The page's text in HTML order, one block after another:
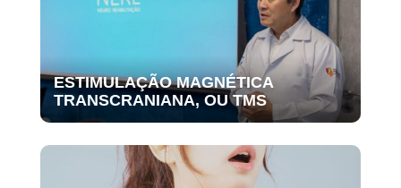
ESTIMULAÇÃO MAGNÉTICA
TRANSCRANIANA, OU TMS